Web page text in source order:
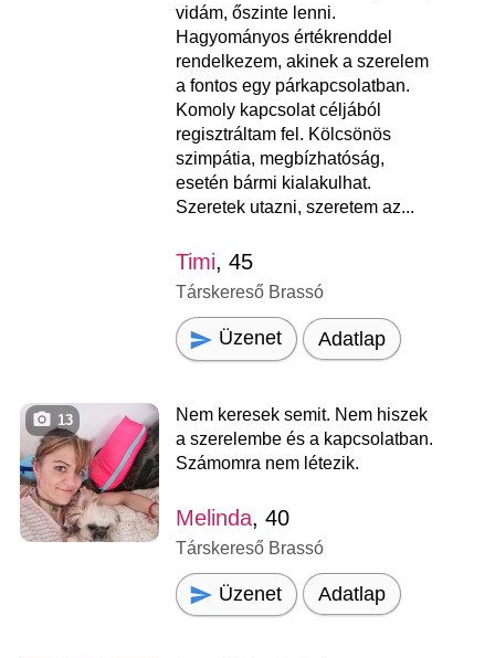
vidám, őszinte lenni.
Hagyományos értékrenddel
rendelkezem, akinek a szerelem
a fontos egy párkapcsolatban.
Komoly kapcsolat céljából
regisztráltam fel. Kölcsönös
szimpátia, megbízhatóság,
esetén bármi kialakulhat.
Szeretek utazni, szeretem az...
Timi, 45
Társkereső Brassó
Üzenet Adatlap
13
Nem keresek semit. Nem hiszek
a szerelembe és a kapcsolatban.
Számomra nem létezik.
Melinda, 40
Társkereső Brassó
Üzenet Adatlap